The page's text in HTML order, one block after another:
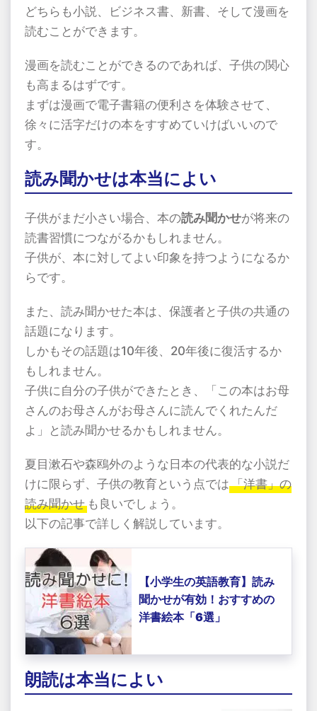
どちらも小説、ビジネス書、新書、そして漫画を
読むことができます。
漫画を読むことができるのであれば、子供の関心
も高まるはずです。
まずは漫画で電子書籍の便利さを体験させて、
徐々に活字だけの本をすすめていけばいいので
す。
読み聞かせは本当によい
子供がまだ小さい場合、本の読み聞かせが将来の
読書習慣につながるかもしれません。
子供が、本に対してよい印象を持つようになるか
らです。
また、読み聞かせた本は、保護者と子供の共通の
話題になります。
しかもその話題は10年後、 20年後に復活するか
もしれません。
子供に自分の子供ができたとき、「この本はお母
さんのお母さんがお母さんに読んでくれたんだ
よ」と読み聞かせるかもしれません。
夏目漱石や森鴎外のような日本の代表的な小説だ
けに限らず、子供の教育という点では 「洋書」の
読み聞かせ も良いでしょう。
以下の記事で詳しく解説しています。
【小学生の英語教育】読み
聞かせが有効！おすすめの
洋書絵本「6選」
朗読は本当によい